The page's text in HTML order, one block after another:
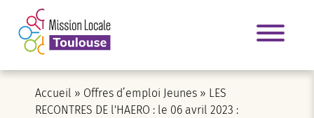
Accueil » Offres d’emploi Jeunes » LES
RECONTRES DE l'HAERO : le 06 avril 2023 :